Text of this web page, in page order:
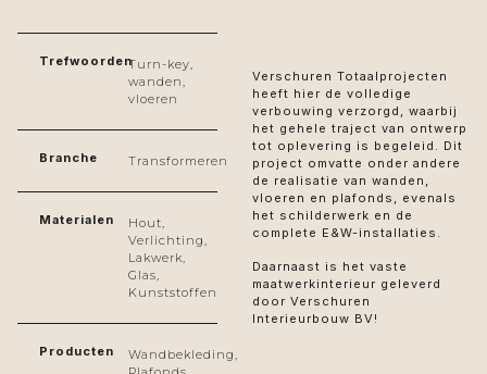
TrefwoordenTurn-key,
wanden,
vloeren
Branche Transformeren
Materialen
Hout,
Verlichting,
Lakwerk,
Glas,
Kunststoffen
Producten
Wandbekleding,
Verschuren Totaalprojecten
heeft hier de volledige
verbouwing verzorgd, waarbij
het gehele traject van ontwerp
tot oplevering is begeleid. Dit
project omvatte onder andere
de realisatie van wanden,
vloeren en plafonds, evenals
het schilderwerk en de
complete E&W-installaties.
Daarnaast is het vaste
maatwerkinterieur geleverd
door Verschuren
Interieurbouw BV!